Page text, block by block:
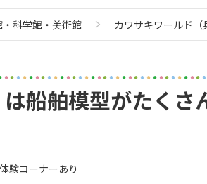
科学館・美術館 カワサキワールド
船舶模型がたくさ
体験コーナーあり